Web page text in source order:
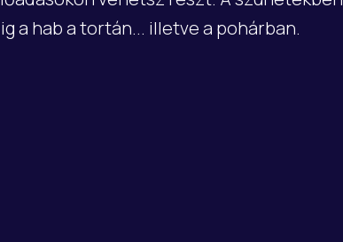
a hab a tortán... illetve a pohárban.